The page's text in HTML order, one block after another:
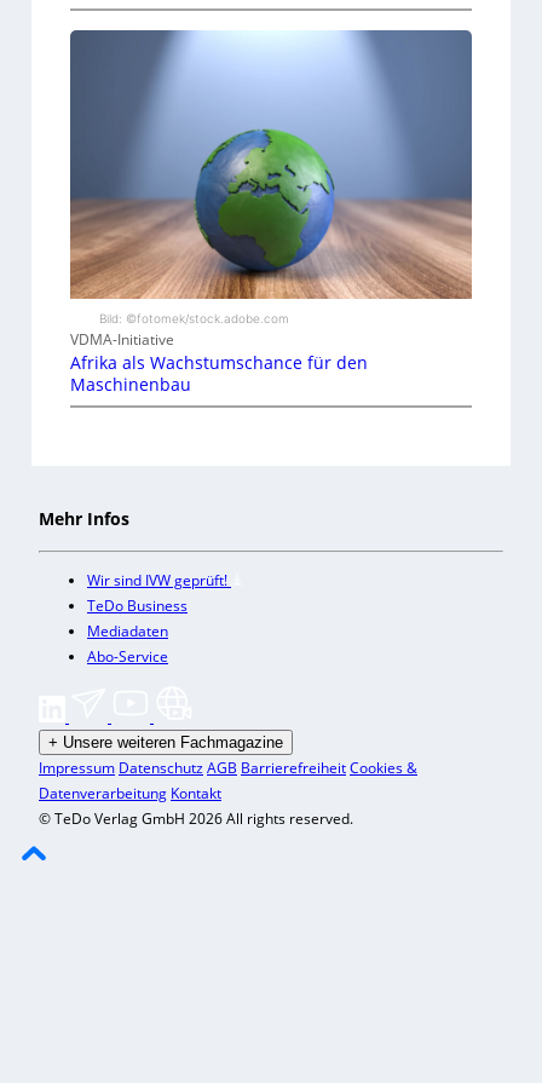
Bild: ©fotomek/stock.adobe.com
VDMA-Initiative
Afrika als Wachstumschance für den
Maschinenbau
Mehr Infos
Wir sind IVW geprüft!
TeDo Business
Mediadaten
Abo-Service
+ Unsere weiteren Fachmagazine
Impressum DatenschutzAGB BarrierefreiheitCookies &
Datenverarbeitung Kontakt
© TeDo Verlag GmbH 2026 All rights reserved.